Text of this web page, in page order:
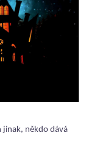
jinak, někdo dává